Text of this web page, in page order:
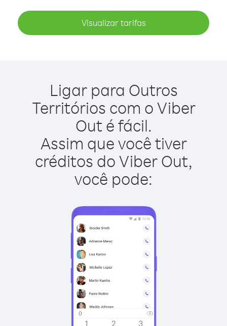
Visualizar tarifas
Ligar para Outros
Territórios com o Viber
Out é fácil.
Assim que você tiver
créditos do Viber Out,
você pode: